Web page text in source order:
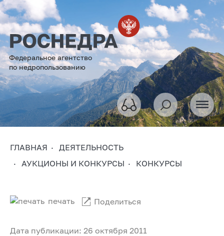
Федеральное агентство
по недропользованию
ГЛАВНАЯ
ДЕЯТЕЛЬНОСТЬ
АУКЦИОНЫ И КОНКУРСЫ
КОНКУРСЫ
Дата публикации: 26 октября 2011
печать Поделиться